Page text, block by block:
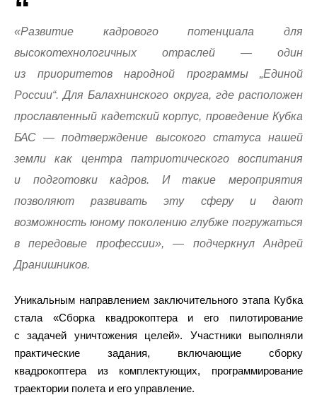
«Развитие кадрового потенциала для
высокотехнологичных отраслей — один
из приоритетов народной программы „Единой
России“. Для Балахнинского округа, где расположен
прославленный кадетский корпус, проведение Кубка
БАС — подтверждение высокого статуса нашей
земли как центра патриотического воспитания
и подготовки кадров. И такие мероприятия
позволяют развивать эту сферу и дают
возможность юному поколению глубже погружаться
в передовые профессии», — подчеркнул Андрей
Дранишников.
Уникальным направлением заключительного этапа Кубка
стала «Сборка квадрокоптера и его пилотирование
с задачей уничтожения целей». Участники выполняли
практические задания, включающие сборку
квадрокоптера из комплектующих, программирование
траектории полета и его управление.